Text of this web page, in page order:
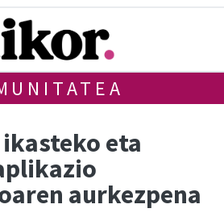
eta
aurkezpena